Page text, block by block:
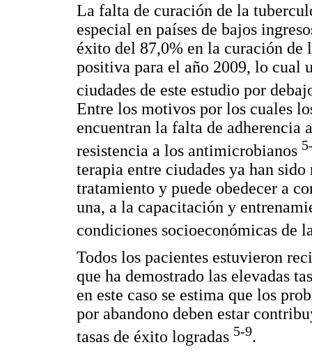
La falta de curación de la
especial en países de bajos
éxito del 87,0% en la curación
positiva para el año 2009, lo cual
ciudades de este estudio por
Entre los motivos por los cuales
encuentran la falta de
resistencia a los antimicrobianos
terapia entre ciudades ya han
tratamiento y puede obedecer a
una, a la capacitación y
condiciones socioeconómicas de
Todos los pacientes estuvieron
que ha demostrado las elevadas
en este caso se estima que los
por abandono deben estar
tasas de éxito logradas 5-9.